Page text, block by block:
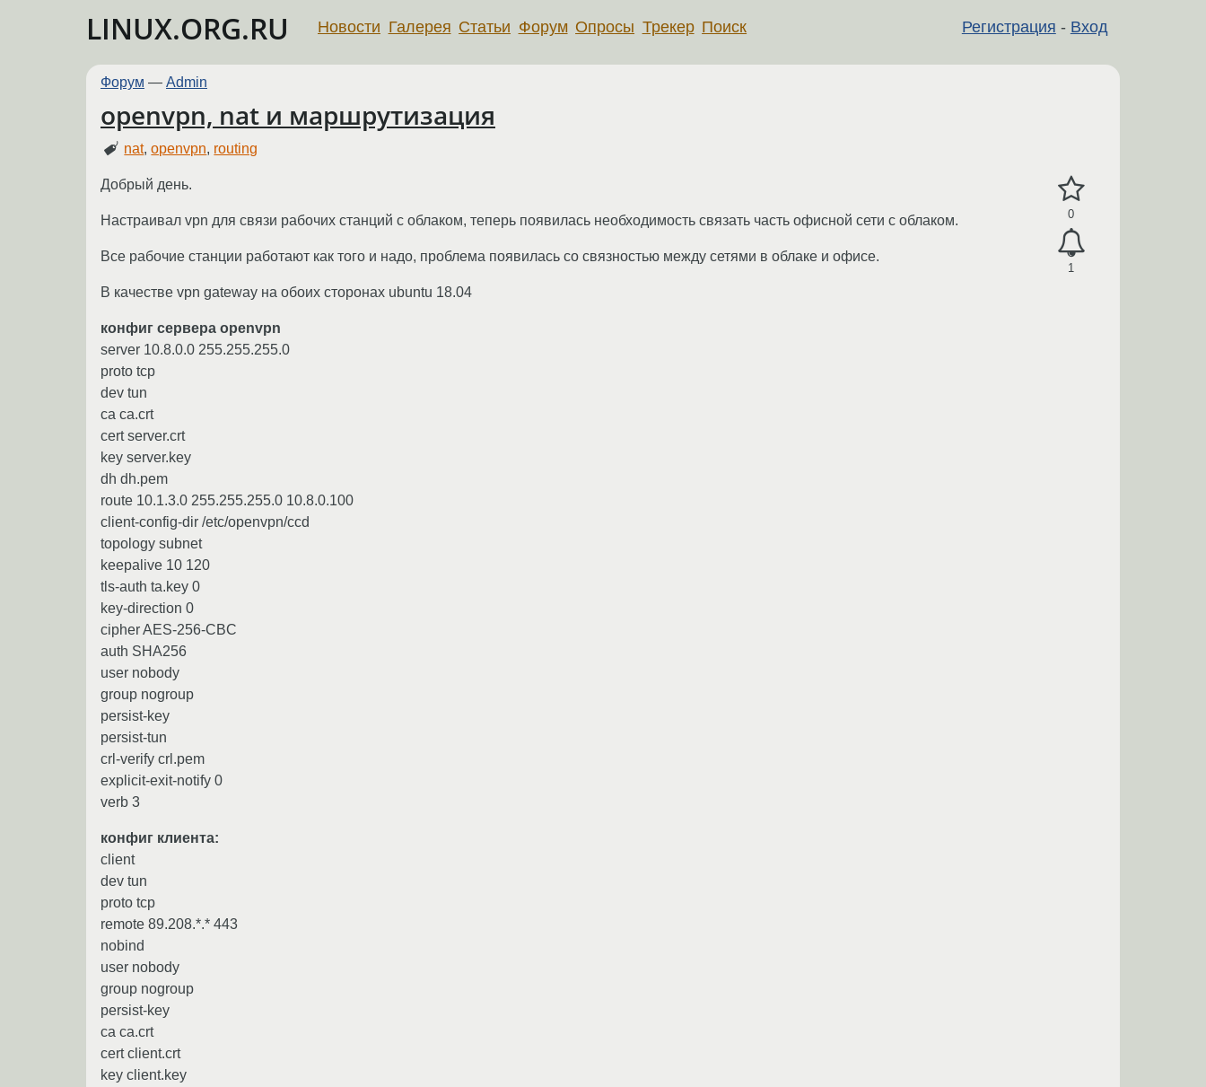
LINUX.ORG.RU Регистрация - Вход
Новости Галерея Статьи Форум Опросы Трекер Поиск
Форум — Admin
openvpn, nat и маршрутизация
nat,openvpn, routing
0
1
Добрый день.
Настраивал vpn для связи рабочих станций с облаком, теперь появилась необходимость связать часть офисной сети с облаком.
Все рабочие станции работают как того и надо, проблема появилась со связностью между сетями в облаке и офисе.
В качестве vpn gateway на обоих сторонах ubuntu 18.04
конфиг сервера openvpn
server 10.8.0.0 255.255.255.0
proto tcp
dev tun
ca ca.crt
cert server.crt
key server.key
dh dh.pem
route 10.1.3.0 255.255.255.0 10.8.0.100
client-config-dir /etc/openvpn/ccd
topology subnet
keepalive 10 120
tls-auth ta.key 0
key-direction 0
cipher AES-256-CBC
auth SHA256
user nobody
group nogroup
persist-key
persist-tun
crl-verify crl.pem
explicit-exit-notify 0
verb 3
конфиг клиента:
client
dev tun
proto tcp
remote 89.208.*.* 443
nobind
user nobody
group nogroup
persist-key
ca ca.crt
cert client.crt
key client.key